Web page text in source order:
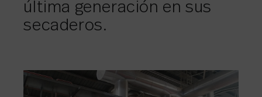
última generación en sus
secaderos.